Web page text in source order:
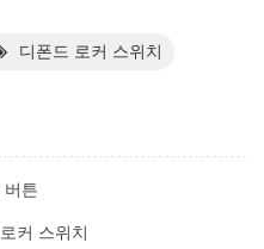
디폰드 로커 스위치
튼
커 스위치